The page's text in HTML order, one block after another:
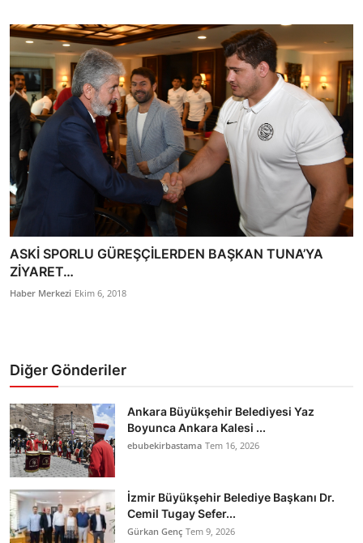
ASKİ SPORLU GÜREŞÇİLERDEN BAŞKAN TUNA’YA
ZİYARET…
Haber Merkezi Ekim 6, 2018
Diğer Gönderiler
Ankara Büyükşehir Belediyesi Yaz
Boyunca Ankara Kalesi ...
ebubekirbastama Tem 16, 2026
İzmir Büyükşehir Belediye Başkanı Dr.
Cemil Tugay Sefer...
Gürkan Genç Tem 9, 2026